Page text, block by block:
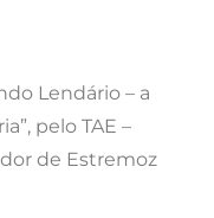
Lendário – a
pelo TAE –
de Estremoz